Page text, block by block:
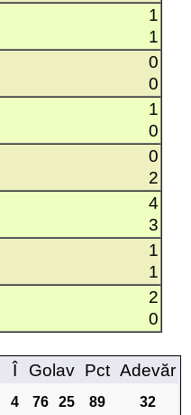
1
1
0
0
1
0
0
2
4
3
1
1
2
0
Î Golav Pct Adevăr
4 76 25 89
32